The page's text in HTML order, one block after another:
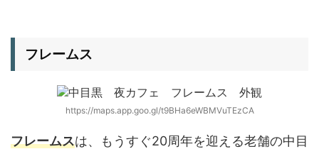
フレームス
https://maps.app.goo.gl/t9BHa6eWBMVuTEzCA
フレームスは、もうすぐ20周年を迎える老舗の中目